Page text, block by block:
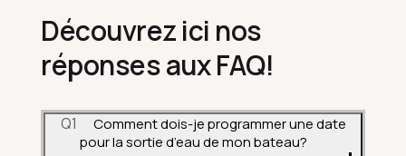
Découvrez ici nos
réponses aux FAQ!
Q1
Comment dois-je programmer une date
pour la sortie d’eau de mon bateau?